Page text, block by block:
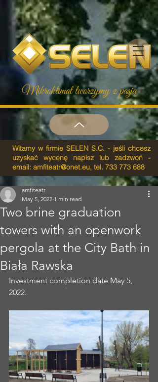
Witamy w firmie SELEN S.C. - jeśli chcesz
uzyskać wycenę napisz lub zadzwoń -
email: amfiteatr@onet.eu, tel. 733 773 688
Mikroklimat tworzymy z pasją
Two brine graduation
towers with an openwork
pergola at the City Bath in
Biała Rawska
amfiteatr
May 5, 2022 1 min read
Investment completion date May 5,
2022.